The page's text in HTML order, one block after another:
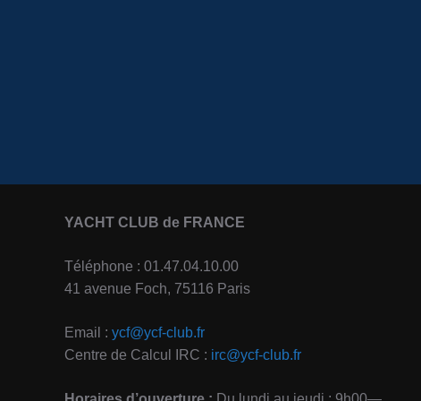
YACHT CLUB de FRANCE
Téléphone : 01.47.04.10.00
41 avenue Foch, 75116 Paris
Email : ycf@ycf-club.fr
Centre de Calcul IRC : irc@ycf-club.fr